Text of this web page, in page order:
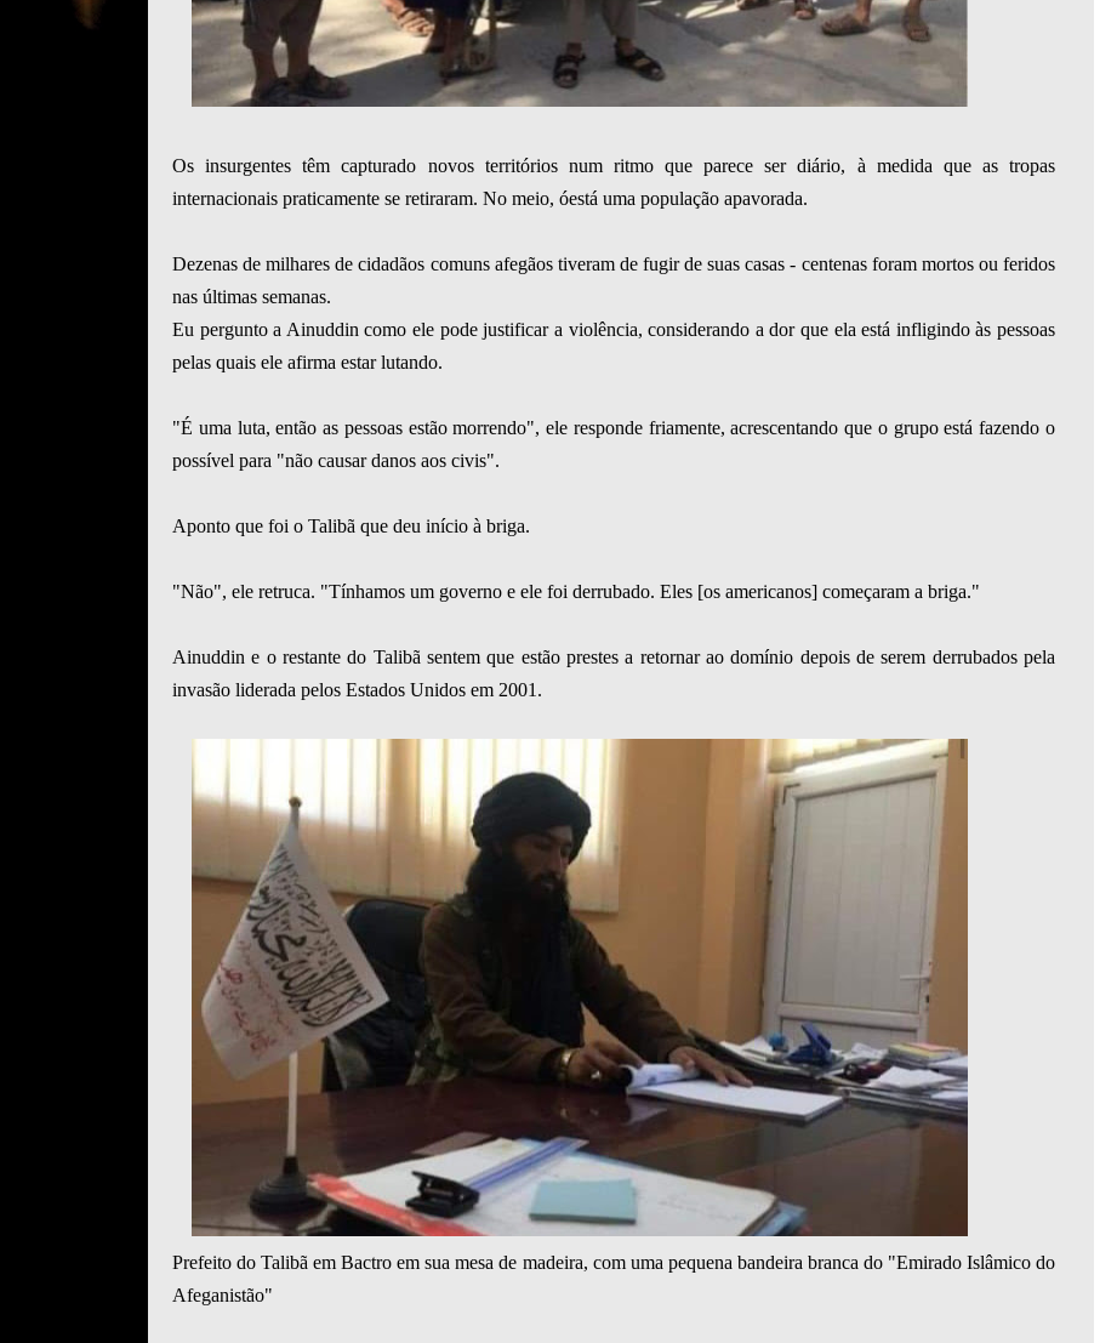
Os insurgentes têm capturado novos territórios num ritmo que parece ser diário, à medida que as tropas
internacionais praticamente se retiraram. No meio, óestá uma população apavorada.
Dezenas de milhares de cidadãos comuns afegãos tiveram de fugir de suas casas - centenas foram mortos ou feridos
nas últimas semanas.
Eu pergunto a Ainuddin como ele pode justificar a violência, considerando a dor que ela está infligindo às pessoas
pelas quais ele afirma estar lutando.
"É uma luta, então as pessoas estão morrendo", ele responde friamente, acrescentando que o grupo está fazendo o
possível para "não causar danos aos civis".
Aponto que foi o Talibã que deu início à briga.
"Não", ele retruca. "Tínhamos um governo e ele foi derrubado. Eles [os americanos] começaram a briga."
Ainuddin e o restante do Talibã sentem que estão prestes a retornar ao domínio depois de serem derrubados pela
invasão liderada pelos Estados Unidos em 2001.
Prefeito do Talibã em Bactro em sua mesa de madeira, com uma pequena bandeira branca do "Emirado Islâmico do
Afeganistão"